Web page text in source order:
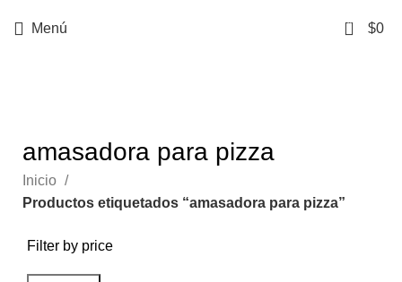
Menú 0 $0
amasadora para pizza
Inicio
Productos etiquetados “amasadora para pizza”
Filter by price